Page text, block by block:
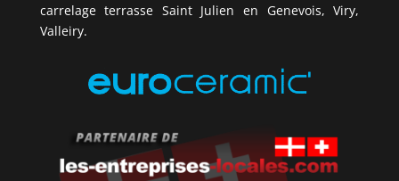
carrelage terrasse Saint Julien en Genevois, Viry,
Valleiry.